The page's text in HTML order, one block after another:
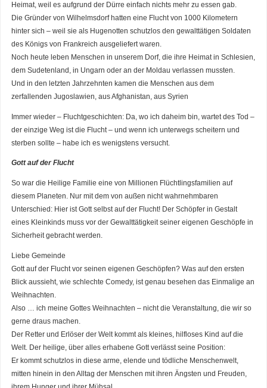
Heimat, weil es aufgrund der Dürre einfach nichts mehr zu essen gab.
Die Gründer von Wilhelmsdorf hatten eine Flucht von 1000 Kilometern
hinter sich – weil sie als Hugenotten schutzlos den gewalttätigen Soldaten
des Königs von Frankreich ausgeliefert waren.
Noch heute leben Menschen in unserem Dorf, die ihre Heimat in Schlesien,
dem Sudetenland, in Ungarn oder an der Moldau verlassen mussten.
Und in den letzten Jahrzehnten kamen die Menschen aus dem
zerfallenden Jugoslawien, aus Afghanistan, aus Syrien
Immer wieder – Fluchtgeschichten: Da, wo ich daheim bin, wartet des Tod –
der einzige Weg ist die Flucht – und wenn ich unterwegs scheitern und
sterben sollte – habe ich es wenigstens versucht.
Gott auf der Flucht
So war die Heilige Familie eine von Millionen Flüchtlingsfamilien auf
diesem Planeten. Nur mit dem von außen nicht wahrnehmbaren
Unterschied: Hier ist Gott selbst auf der Flucht! Der Schöpfer in Gestalt
eines Kleinkinds muss vor der Gewalttätigkeit seiner eigenen Geschöpfe in
Sicherheit gebracht werden.
Liebe Gemeinde
Gott auf der Flucht vor seinen eigenen Geschöpfen? Was auf den ersten
Blick aussieht, wie schlechte Comedy, ist genau besehen das Einmalige an
Weihnachten.
Also … ich meine Gottes Weihnachten – nicht die Veranstaltung, die wir so
gerne draus machen.
Der Retter und Erlöser der Welt kommt als kleines, hilfloses Kind auf die
Welt. Der heilige, über alles erhabene Gott verlässt seine Position:
Er kommt schutzlos in diese arme, elende und tödliche Menschenwelt,
mitten hinein in den Alltag der Menschen mit ihren Ängsten und Freuden,
ihrem Hunger und ihrer Mühsal.